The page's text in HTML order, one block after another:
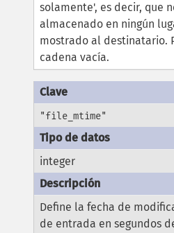
solamente', es decir, que
almacenado en ningún
mostrado al destinatario.
cadena vacía.
"file_mtime"
integer
Define la fecha de
de entrada en segundos